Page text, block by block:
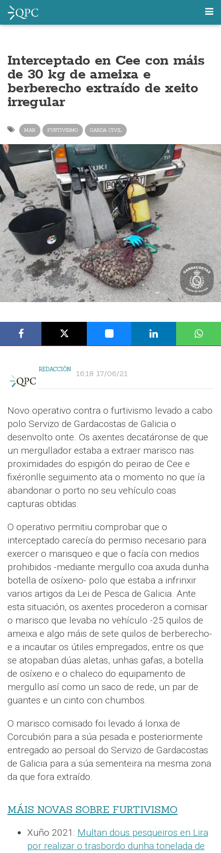
Interceptado en Cee con máis
de 30 kg de ameixa e
berberecho extraído de xeito
irregular
MAR FURTIVISMO GARDA CIVIL
REDACCIÓN 16:18 17/06/21
Novo operativo contra o furtivismo levado a cabo
polo Servizo de Gardacostas de Galicia o
desenvolto onte. Os axentes decatáronse de que
un mergullador estaba a extraer marisco nas
proximidades do espigón do peirao de Cee e
fixéronlle seguimento ata o momento no que ía
abandonar o porto no seu vehículo coas
capturas obtidas.
O operativo permitiu comprobar que o
interceptado carecía do permiso necesario para
exercer o marisqueo e que o facía con medios
prohibidos -mediante mergullo coa axuda dunha
botella de osíxeno- polo que estaba a infrinxir
varios artigos da Lei de Pesca de Galicia. Ante
esta situación, os axentes procederon a comisar
o marisco que levaba no vehículo -25 quilos de
ameixa e algo máis de sete quilos de berberecho-
e a incautar os útiles empregados, entre os que
se atopaban dúas aletas, unhas gafas, a botella
de osíxeno e o chaleco do equipamento de
mergullo así como un saco de rede, un par de
guantes e un cinto con chumbos.
O marisco comisado foi levado á lonxa de
Corcubión para a súa pesada e posteriormente
entregado ao persoal do Servizo de Gardacostas
de Galicia para a súa sementeira na mesma zona
da que fora extraído.
MÁIS NOVAS SOBRE FURTIVISMO
Xuño 2021: Multan dous pesqueiros en Lira
por realizar o trasbordo dunha tonelada de